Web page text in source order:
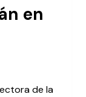
en
de la